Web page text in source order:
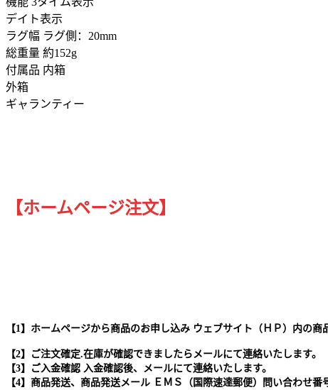
デイト表示
ラグ幅 ラグ側：20mm
総重量 約152g
付属品 内箱
外箱
ギャランティー
【ホームページ注文】
【1】ホームページから商品のお申し込み ウェブサイト（ＨＰ）内の
【2】ご注文確定.在庫が確認できましたらメールにて連絡いたします。
【3】ご入金確認 入金確認後、メールにて連絡いたします。
【4】商品発送、商品発送メール ＥＭＳ（国際速達郵便）問い合わせ番